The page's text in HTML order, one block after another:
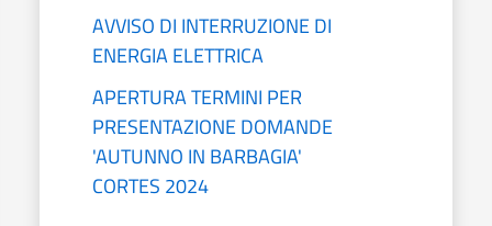
AVVISO DI INTERRUZIONE DI
ENERGIA ELETTRICA
APERTURA TERMINI PER
PRESENTAZIONE DOMANDE
'AUTUNNO IN BARBAGIA'
CORTES 2024